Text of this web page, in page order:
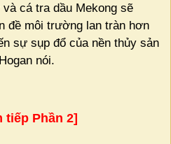
cá tra dầu Mekong sẽ
đề môi trường lan tràn hơn
sự sụp đổ của nền thủy sản
nói.
tiếp Phần 2]